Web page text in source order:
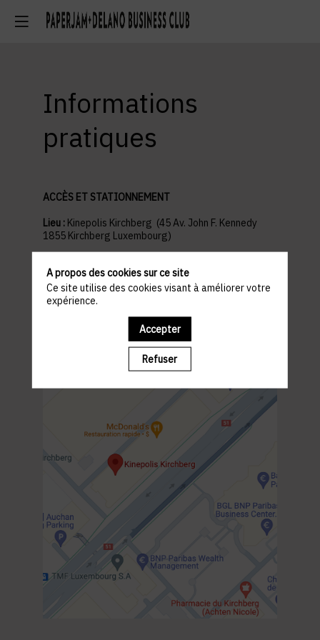
Informations
pratiques
ACCÈS ET STATIONNEMENT
Lieu : Kinepolis Kirchberg (45 Av. John F. Kennedy
1855 Kirchberg Luxembourg)
PROGRAMME
18:30 WELCOME COCKTAIL
20:30-22.30 NETWORKING WALKING COCKTAIL
A propos des cookies sur ce site
Ce site utilise des cookies visant à améliorer votre
expérience.
Accepter
Refuser